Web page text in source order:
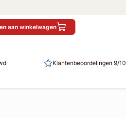
aan winkelwagen
Klantenbeoordelingen 9/10